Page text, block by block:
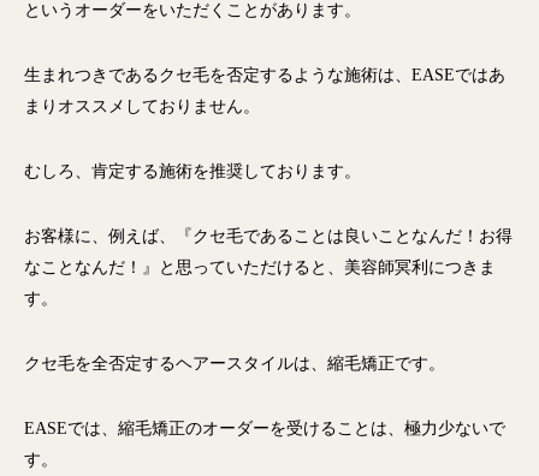
というオーダーをいただくことがあります。
生まれつきであるクセ毛を否定するような施術は、EASEではあ
まりオススメしておりません。
むしろ、肯定する施術を推奨しております。
お客様に、例えば、『クセ毛であることは良いことなんだ！お得
なことなんだ！』と思っていただけると、美容師冥利につきま
す。
クセ毛を全否定するヘアースタイルは、縮毛矯正です。
EASEでは、縮毛矯正のオーダーを受けることは、極力少ないで
す。